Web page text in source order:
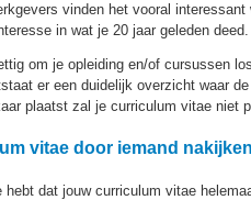
vinden het vooral
in wat je 20 jaar geleden deed.
om je opleiding en/of cursussen
er een duidelijk overzicht waar
plaatst zal je curriculum vitae niet
vitae door iemand nakijken
hebt dat jouw curriculum vitae